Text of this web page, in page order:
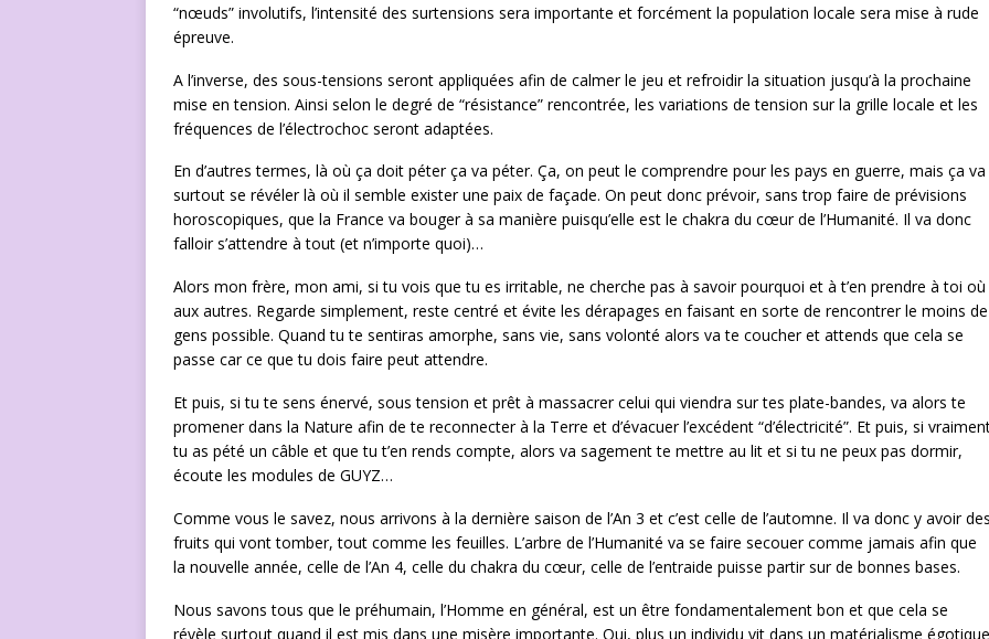
“nœuds” involutifs, l’intensité des surtensions sera importante et forcément la population locale sera mise à rude
épreuve.
A l’inverse, des sous-tensions seront appliquées afin de calmer le jeu et refroidir la situation jusqu’à la prochaine
mise en tension. Ainsi selon le degré de “résistance” rencontrée, les variations de tension sur la grille locale et les
fréquences de l’électrochoc seront adaptées.
En d’autres termes, là où ça doit péter ça va péter. Ça, on peut le comprendre pour les pays en guerre, mais ça va
surtout se révéler là où il semble exister une paix de façade. On peut donc prévoir, sans trop faire de prévisions
horoscopiques, que la France va bouger à sa manière puisqu’elle est le chakra du cœur de l’Humanité. Il va donc
falloir s’attendre à tout (et n’importe quoi)…
Alors mon frère, mon ami, si tu vois que tu es irritable, ne cherche pas à savoir pourquoi et à t’en prendre à toi où
aux autres. Regarde simplement, reste centré et évite les dérapages en faisant en sorte de rencontrer le moins de
gens possible. Quand tu te sentiras amorphe, sans vie, sans volonté alors va te coucher et attends que cela se
passe car ce que tu dois faire peut attendre.
Et puis, si tu te sens énervé, sous tension et prêt à massacrer celui qui viendra sur tes plate-bandes, va alors te
promener dans la Nature afin de te reconnecter à la Terre et d’évacuer l’excédent “d’électricité”. Et puis, si
tu as pété un câble et que tu t’en rends compte, alors va sagement te mettre au lit et si tu ne peux pas dormir,
écoute les modules de GUYZ…
Comme vous le savez, nous arrivons à la dernière saison de l’An 3 et c’est celle de l’automne. Il va donc y avoir
fruits qui vont tomber, tout comme les feuilles. L’arbre de l’Humanité va se faire secouer comme jamais afin que
la nouvelle année, celle de l’An 4, celle du chakra du cœur, celle de l’entraide puisse partir sur de bonnes bases.
Nous savons tous que le préhumain, l’Homme en général, est un être fondamentalement bon et que cela se
révèle surtout quand il est mis dans une misère importante. Oui, plus un individu vit dans un matérialisme égotique